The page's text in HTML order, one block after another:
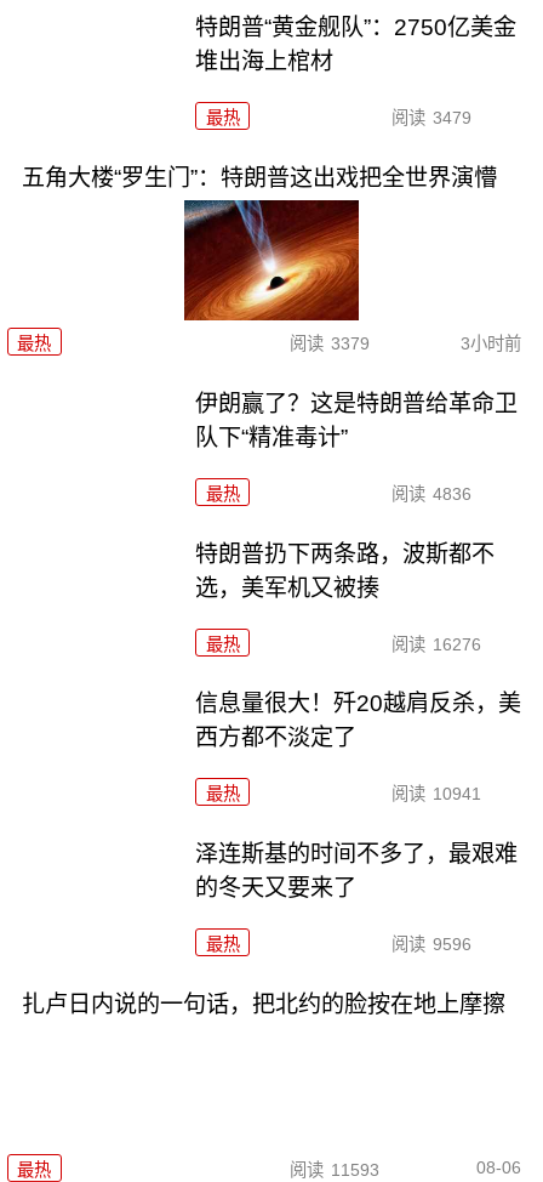
特朗普“黄金舰队”：2750亿美金
堆出海上棺材
最热 阅读 3479
五角大楼“罗生门”：特朗普这出戏把全世界演懵
最热 阅读 3379 3小时前
伊朗赢了？这是特朗普给革命卫
队下“精准毒计”
最热 阅读 4836
特朗普扔下两条路，波斯都不
选，美军机又被揍
最热 阅读 16276
信息量很大！歼20越肩反杀，美
西方都不淡定了
最热 阅读 10941
泽连斯基的时间不多了，最艰难
的冬天又要来了
最热 阅读 9596
扎卢日内说的一句话，把北约的脸按在地上摩擦
最热 阅读 11593 08-06